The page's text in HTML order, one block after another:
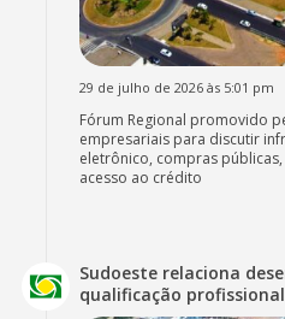
29 de julho de 2026 às 5:01 pm
Fórum Regional promovido
empresariais para discutir
eletrônico, compras
acesso ao crédito
Sudoeste relaciona
qualificação profissional